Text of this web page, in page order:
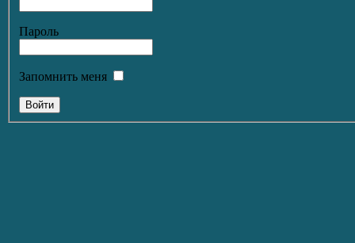
Пароль
Запомнить меня